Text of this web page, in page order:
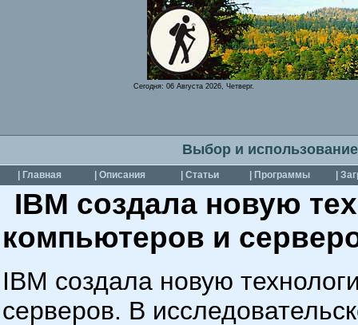
Сегодня:06 Августа 2026, Четверг.
Выбор и
| Главная | Описания | Статьи | Программы |
IBM создала новую
компьютеров и
IBM создала новую
серверов. В